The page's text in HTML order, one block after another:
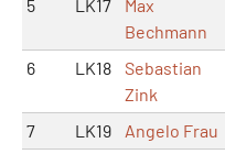
5
LK17
Max
Bechmann
6 LK18
Sebastian
Zink
7 LK19 Angelo Frau